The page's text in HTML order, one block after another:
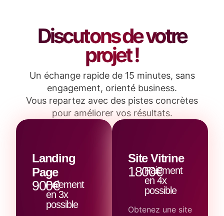
Discutons de votre
projet !
Un échange rapide de 15 minutes, sans
engagement, orienté business.
Vous repartez avec des pistes concrètes
pour améliorer vos résultats.
Landing
Page
900€Paiement
en 3x
possible
Site Vitrine
1800€Paiement
en 4x
possible
Obtenez une site